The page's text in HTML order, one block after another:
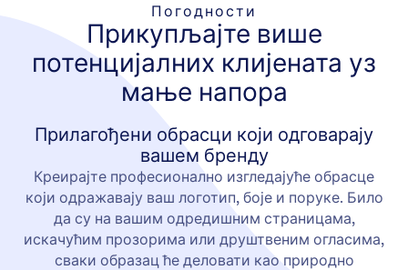
Погодности
Прикупљајте више
потенцијалних клијената уз
мање напора
Прилагођени обрасци који одговарају
вашем бренду
Креирајте професионално изгледајуће обрасце
који одражавају ваш логотип, боје и поруке. Било
да су на вашим одредишним страницама,
искачућим прозорима или друштвеним огласима,
сваки образац ће деловати као природно